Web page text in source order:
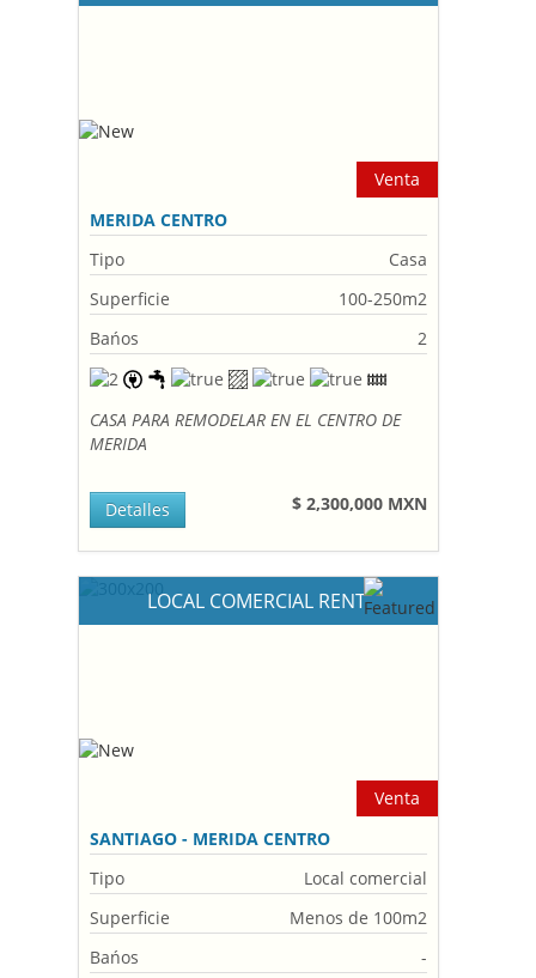
Venta
MERIDA CENTRO
Tipo
Casa
Superficie
100-250m2
Bańos
2
CASA PARA REMODELAR EN EL CENTRO DE
MERIDA
$ 2,300,000 MXN
Detalles
LOCAL COMERCIAL RENT
Venta
SANTIAGO - MERIDA CENTRO
Tipo
Local comercial
Superficie
Menos de 100m2
Bańos
-